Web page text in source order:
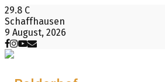
29.8 C
Schaffhausen
9 August, 2026
Facebook
Instagram
Youtube
Email